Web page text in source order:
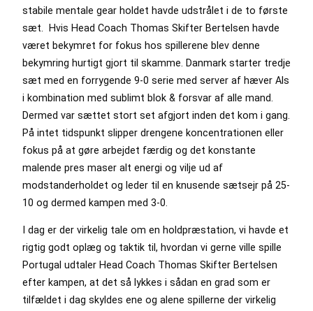
stabile mentale gear holdet havde udstrålet i de to første
sæt. Hvis Head Coach Thomas Skifter Bertelsen havde
været bekymret for fokus hos spillerene blev denne
bekymring hurtigt gjort til skamme. Danmark starter tredje
sæt med en forrygende 9-0 serie med server af hæver Als
i kombination med sublimt blok & forsvar af alle mand.
Dermed var sættet stort set afgjort inden det kom i gang.
På intet tidspunkt slipper drengene koncentrationen eller
fokus på at gøre arbejdet færdig og det konstante
malende pres maser alt energi og vilje ud af
modstanderholdet og leder til en knusende sætsejr på 25-
10 og dermed kampen med 3-0.
I dag er der virkelig tale om en holdpræstation, vi havde et
rigtig godt oplæg og taktik til, hvordan vi gerne ville spille
Portugal udtaler Head Coach Thomas Skifter Bertelsen
efter kampen, at det så lykkes i sådan en grad som er
tilfældet i dag skyldes ene og alene spillerne der virkelig